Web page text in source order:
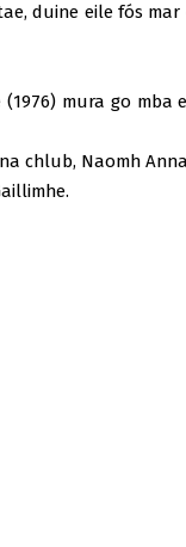
duine eile fós mar
mura go
chlub, Naomh